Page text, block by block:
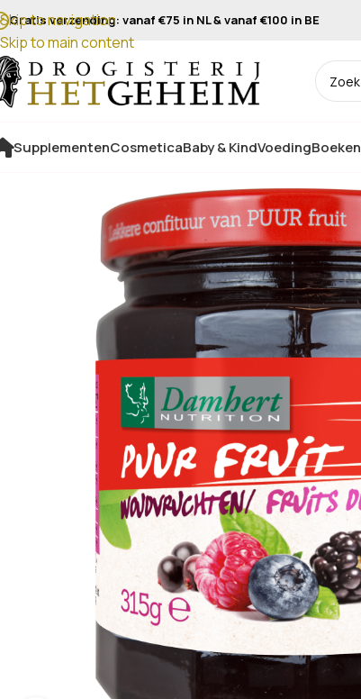
Skip to navigation
Skip to main content
Gratis verzending: vanaf €75 in NL & vanaf €100 in BE
SupplementenCosmeticaBaby & KindVoedingBoeken